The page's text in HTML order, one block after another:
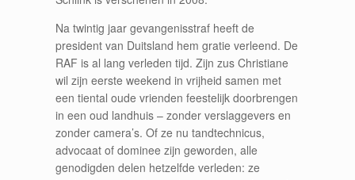
Na twintig jaar gevangenisstraf heeft de
president van Duitsland hem gratie verleend. De
RAF is al lang verleden tijd. Zijn zus Christiane
wil zijn eerste weekend in vrijheid samen met
een tiental oude vrienden feestelijk doorbrengen
in een oud landhuis – zonder verslaggevers en
zonder camera’s. Of ze nu tandtechnicus,
advocaat of dominee zijn geworden, alle
genodigden delen hetzelfde verleden: ze